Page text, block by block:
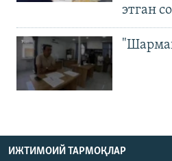
этган
ИЖТИМОИЙ ТАРМОҚЛАР